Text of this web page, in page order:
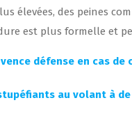
élevées, des peines
est plus formelle et
défense en cas
au volant à